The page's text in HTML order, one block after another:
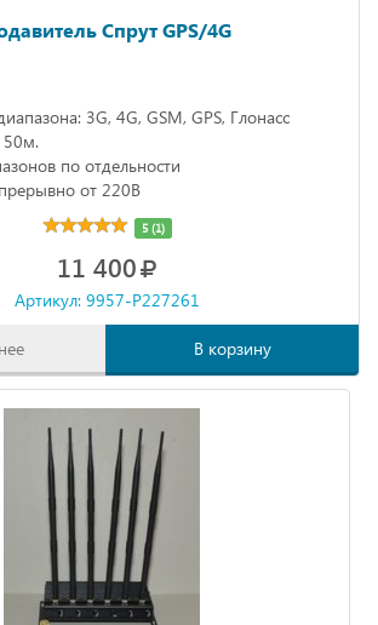
Спрут GPS/4G
3G, 4G, GSM, GPS, Глонасс
50м.
по отдельности
от 220В
5 (1)
11 400
Артикул: 9957-P227261
В корзину